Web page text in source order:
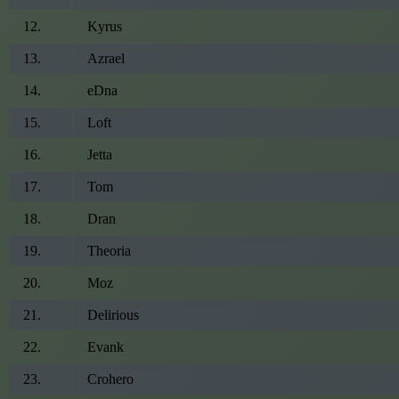
12. Kyrus
13. Azrael
14. eDna
15. Loft
16. Jetta
17. Tom
18. Dran
19. Theoria
20. Moz
21 . Delirious
22. Evank
23. Crohero